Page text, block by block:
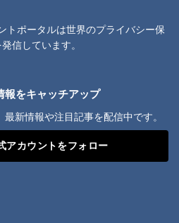
トポータルは世界のプライバシー保
信しています。
をキャッチアップ
新情報や注目記事を配信中です。
カウントをフォロー